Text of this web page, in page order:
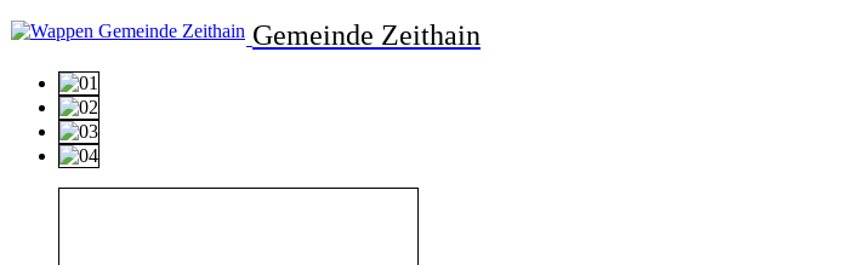
Gemeinde Zeithain